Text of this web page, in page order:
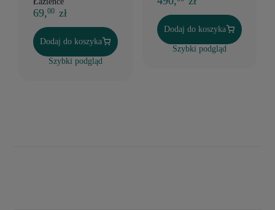
69,00 zł
Dodaj do koszyka
Szybki podgląd
Dodaj do koszyka
Szybki podgląd